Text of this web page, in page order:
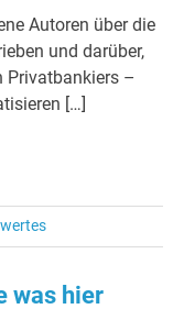
Autoren über die
und darüber,
Privatbankiers –
[…]
was hier